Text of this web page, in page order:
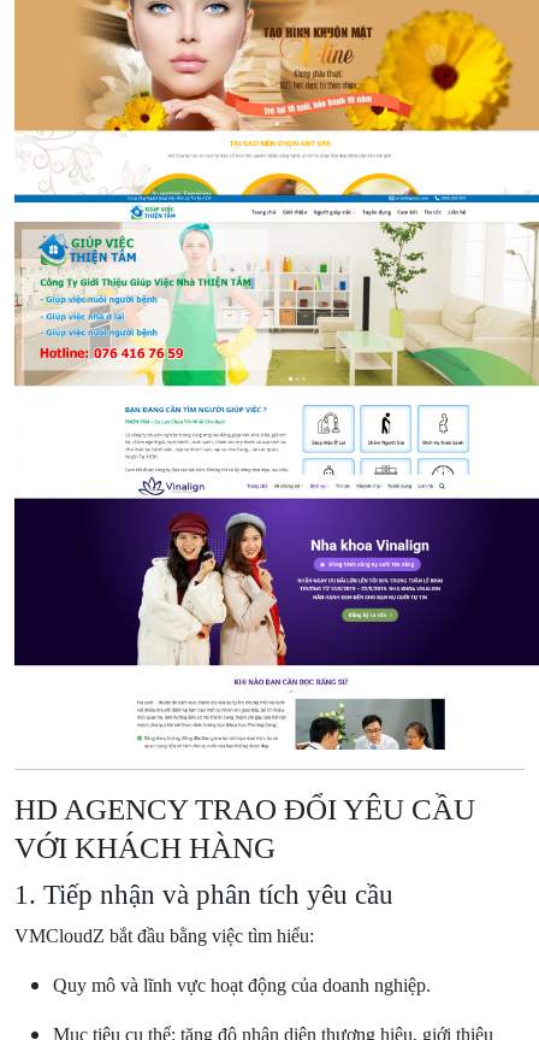
HD AGENCY TRAO ĐỔI YÊU CẦU
VỚI KHÁCH HÀNG
1. Tiếp nhận và phân tích yêu cầu
VMCloudZ bắt đầu bằng việc tìm hiểu:
Quy mô và lĩnh vực hoạt động của doanh nghiệp.
Mục tiêu cụ thể: tăng độ nhận diện thương hiệu, giới thiệu